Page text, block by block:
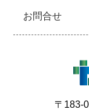
お問合せ
〒183-